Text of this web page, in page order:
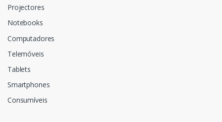
Projectores
Notebooks
Computadores
Telemóveis
Tablets
Smartphones
Consumíveis